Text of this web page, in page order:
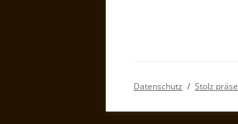
Datenschutz Stolz